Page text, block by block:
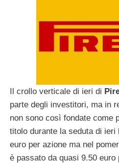
Il crollo verticale di ieri di
parte degli investitori, ma in
non sono così fondate come
titolo durante la seduta di ieri
euro per azione ma nel
è passato da quasi 9.50